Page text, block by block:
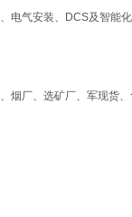
电气安装、DCS及智能
厂、选矿厂、军现货、